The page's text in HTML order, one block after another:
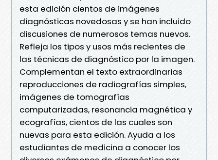
esta edición cientos de imágenes
diagnósticas novedosas y se han incluido
discusiones de numerosos temas nuevos.
Refleja los tipos y usos más recientes de
las técnicas de diagnóstico por la imagen.
Complementan el texto extraordinarias
reproducciones de radiografías simples,
imágenes de tomografías
computarizadas, resonancia magnética y
ecografías, cientos de las cuales son
nuevas para esta edición. Ayuda a los
estudiantes de medicina a conocer los